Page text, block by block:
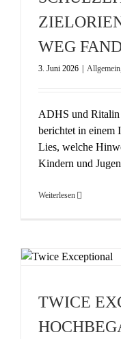
WEG
3. Juni 2026 Allgemein
ADHS und Ritalin
berichtet in einem
Lies, welche
Kindern und
Weiterlesen
TWICE